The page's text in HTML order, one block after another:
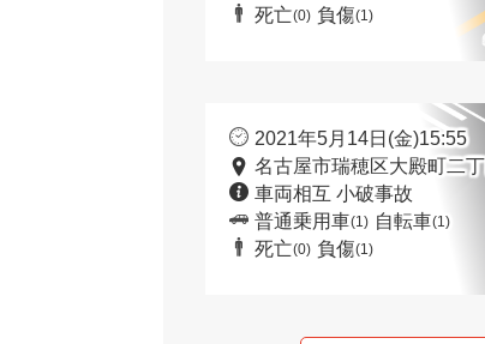
死亡(0) 負傷(1)
2021年5月14日(金)15:55
名古屋市瑞穂区大殿町二
車両相互 小破事故
普通乗用車(1) 自転車(1)
死亡(0) 負傷(1)